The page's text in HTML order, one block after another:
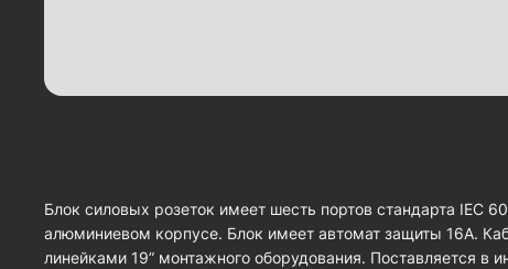
Блок силовых розеток имеет шесть портов стандарта IEC
алюминиевом корпусе. Блок имеет автомат защиты 16А.
линейками 19” монтажного оборудования. Поставляется в